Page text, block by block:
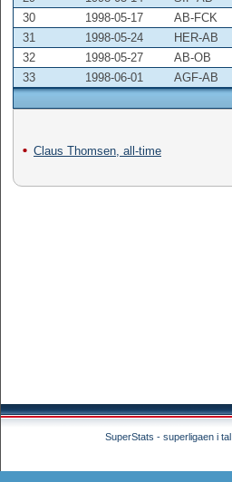
30
1998-05-17 AB-FCK
31
1998-05-24 HER-AB
32
1998-05-27 AB-OB
33
1998-06-01 AGF-AB
Claus Thomsen, all-time
SuperStats - superligaen i tal